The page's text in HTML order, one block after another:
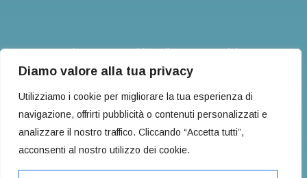
Diamo valore alla tua privacy
Utilizziamo i cookie per migliorare la tua esperienza di
navigazione, offrirti pubblicità o contenuti personalizzati e
analizzare il nostro traffico. Cliccando “Accetta tutti”,
acconsenti al nostro utilizzo dei cookie.
Privacy Cookie Policy Copyright
©Studio Associato Lodato & Cannavò | All Rights